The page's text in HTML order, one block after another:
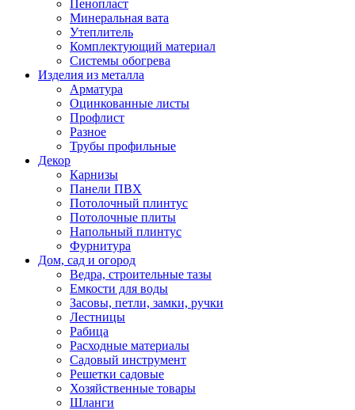
Пенопласт
Минеральная вата
Утеплитель
Комплектующий материал
Системы обогрева
Изделия из металла
Арматура
Оцинкованные листы
Профлист
Разное
Трубы профильные
Декор
Карнизы
Панели ПВХ
Потолочный плинтус
Потолочные плиты
Напольный плинтус
Фурнитура
Дом, сад и огород
Ведра, строительные тазы
Емкости для воды
Засовы, петли, замки, ручки
Лестницы
Рабица
Расходные материалы
Садовый инструмент
Решетки садовые
Хозяйственные товары
Шланги